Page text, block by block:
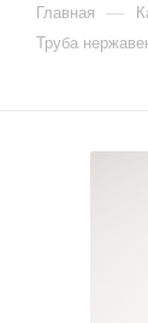
Главная —
Труба